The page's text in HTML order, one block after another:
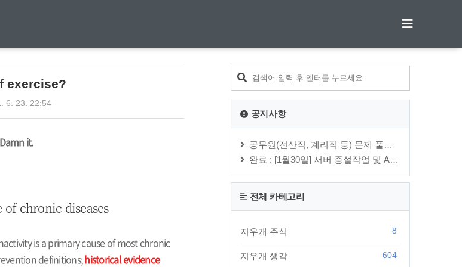
exercise?
6. 23. 22:54
Damn it.
of chronic diseases
is a primary cause of most chronic
definitions;historical evidence
공지사항
공무원(전산직, 계리직 등) 문제 풀이 관련해서 궁금한 내용은 방명록에 ⋯
완료 : [1월30일] 서버 증설작업 및 Apache, PHP, MySQ⋯
전체 카테고리
지우개 주식 8
지우개 생각 604